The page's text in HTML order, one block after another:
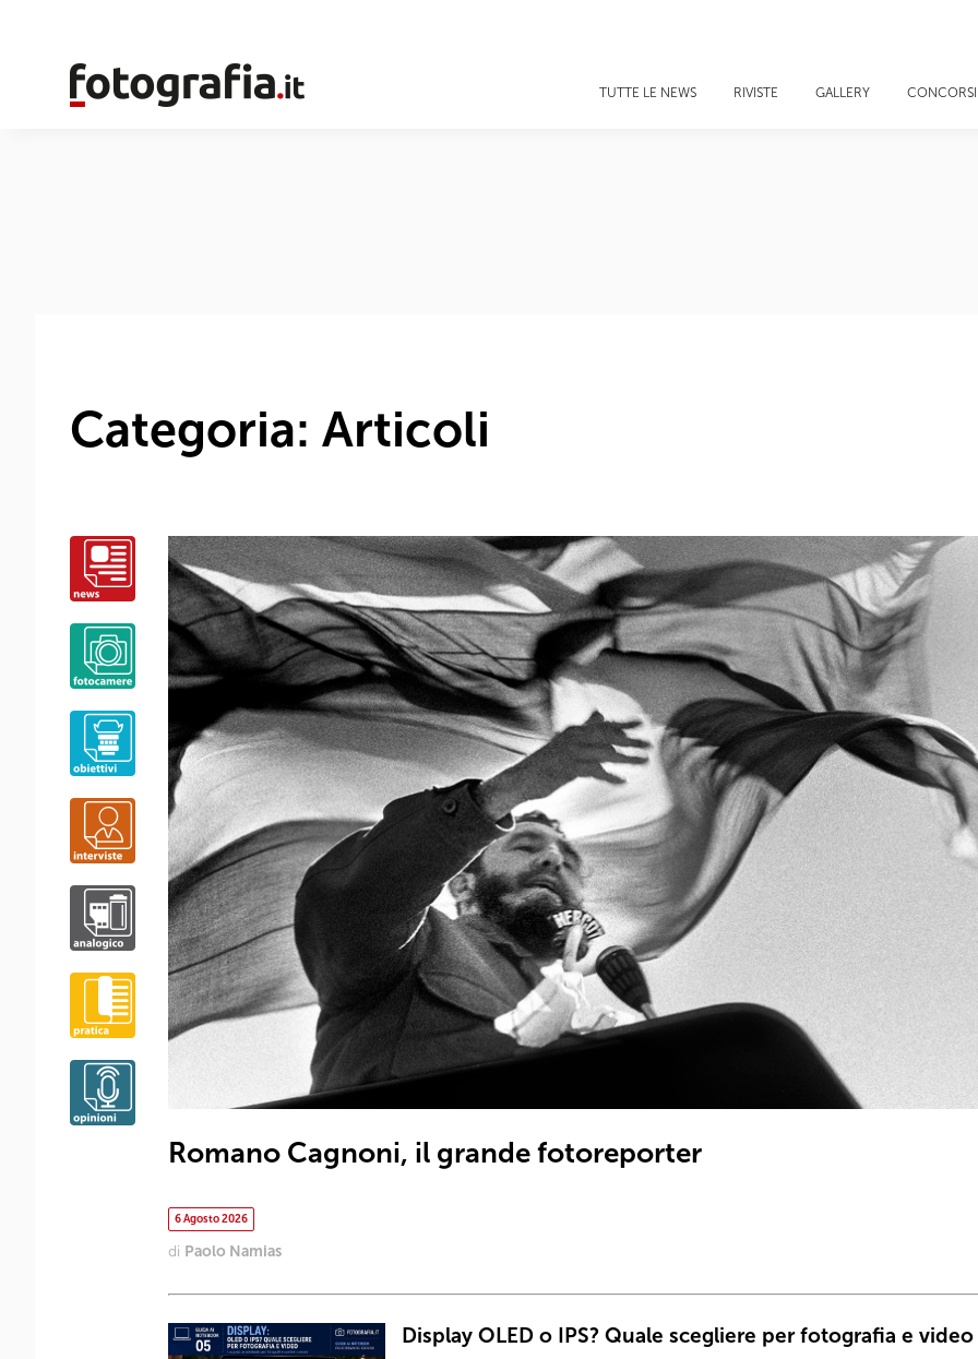
TUTTE LE NEWS RIVISTE GALLERY CONCORSI
Categoria: Articoli
Romano Cagnoni, il grande fotoreporter
6 Agosto 2026
di Paolo Namias
Display OLED o IPS? Quale scegliere per fotografia e video